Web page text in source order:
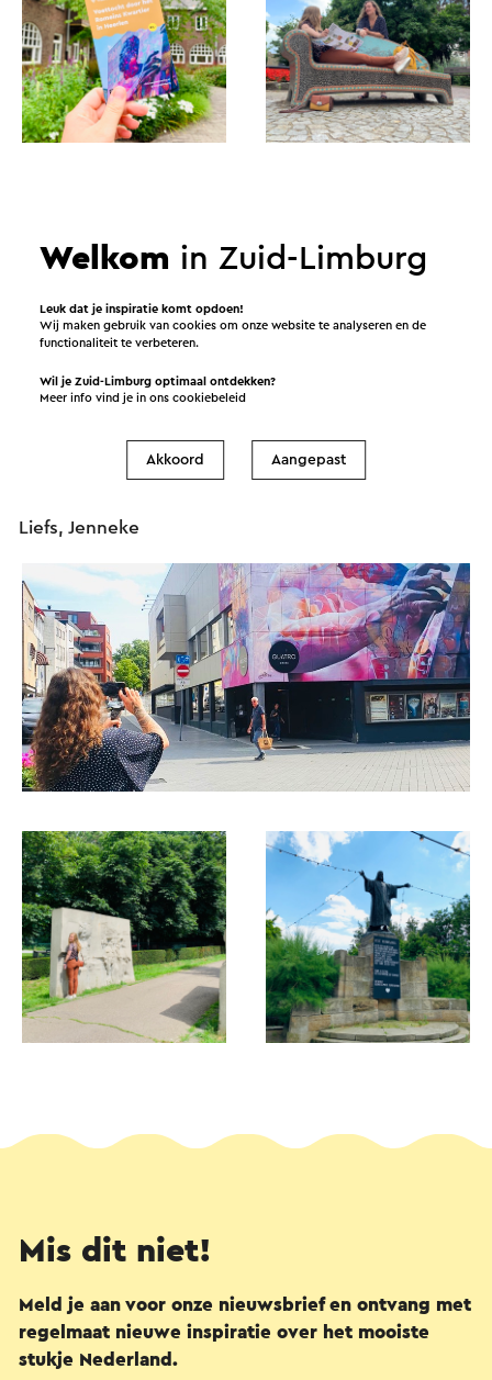
Aambos. Deze replica staat in meerdere Romeins-
historische steden, blijkbaar. Wist ik niet! Leuk. Bij
Clemens die ons vertelt over de recente
opgravingen onder dit plein. Cool! Nieuwe oude
stenen. Via Het Romeins museum eindigen we in
het centrum onder de Romeinse mural op de
Ons verleden is meer dan ooit ons heden. Enjoy!
Liefs, Jenneke
Mis dit niet!
Meld je aan voor onze nieuwsbrief en ontvang met
regelmaat nieuwe inspiratie over het mooiste
stukje Nederland.
Welkom in Zuid-Limburg
Leuk dat je inspiratie komt opdoen!
Wij maken gebruik van cookies om onze website te analyseren en de
functionaliteit te verbeteren.
Wil je Zuid-Limburg optimaal ontdekken?
Meer info vind je in onscookiebeleid
Akkoord Aangepast